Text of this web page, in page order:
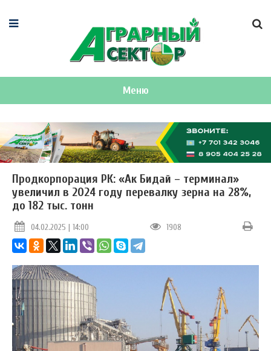
Меню
Продкорпорация РК: «Ак Бидай – терминал»
увеличил в 2024 году перевалку зерна на 28%,
до 182 тыс. тонн
04.02.2025 | 14:00 1908